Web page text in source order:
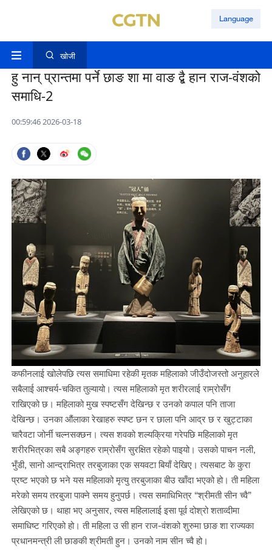
Language
खोजी
हु नान् प्रान्तमा पर्ने छाङ शा मा वाङ द्बै हान राज-वंशको
समाधि-2
00:59:46 2026-03-18
कफीनलाई खोलेपछि त्यस समाधिमा रहेकी मृतक महिलाको जीउँदोजस्तो अनुहारले
सबैलाई आश्चर्य-चकित तुल्यायो। त्यस महिलाको मृत शरीरलाई राम्रोसँग
राखिएको छ। महिलाको मुख स्पष्टसँग देखिन्छ र उनको कपाल पनि ताजा
देखिन्छ। उनका औंलाका रेखाहरु स्पष्ट छन र छाला पनि आद्र छ र खुट्टाका
चारैवटा जोर्नी चल्नसक्छन। त्यस शवको शल्यक्रिया गरेपछि महिलाको मृत
शरीरभित्रका सबै अङ्गहरु राम्रोसँग सुरक्षित रहेको पाइयो। उसको पाचन नली,
भुँडी, सानो आन्द्राभित्र तरबुजाका एक सयवटा बियाँ देखिए। त्यसबाट के कुरा
प्रष्ट भएको छ भने यस महिलाको मृत्यु तरबुजाका बीउ खाँदा भएको हो। ती महिला
मरेको समय तरबुजा पाक्ने समय हुनुपर्छ। त्यस समाधिभित्र “श्रीमती सीन च्वै”
लेखिएको छ। थाहा भए अनुसार, त्यस महिलालाई इसा पूर्व दोश्रो शताव्दीमा
समाधिष्ट गरिएको हो। ती महिला उ सी हान राज-वंशको शुरुमा छाङ शा राज्यका
प्रधानमन्त्री ली छाङकी श्रीमती हुन। उनको नाम सीन च्वै हो।